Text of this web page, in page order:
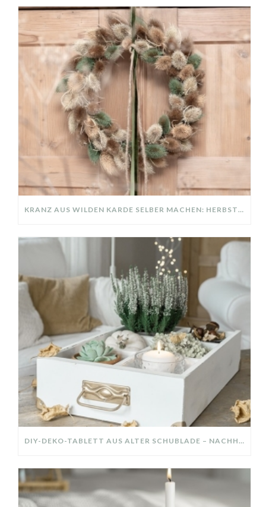
KRANZ AUS WILDEN KARDE SELBER MACHEN: HERBSTDEKO GANZ EINFACH
DIY-DEKO-TABLETT AUS ALTER SCHUBLADE – NACHHALTIGE HERBSTDEKO SELBER MACHEN!